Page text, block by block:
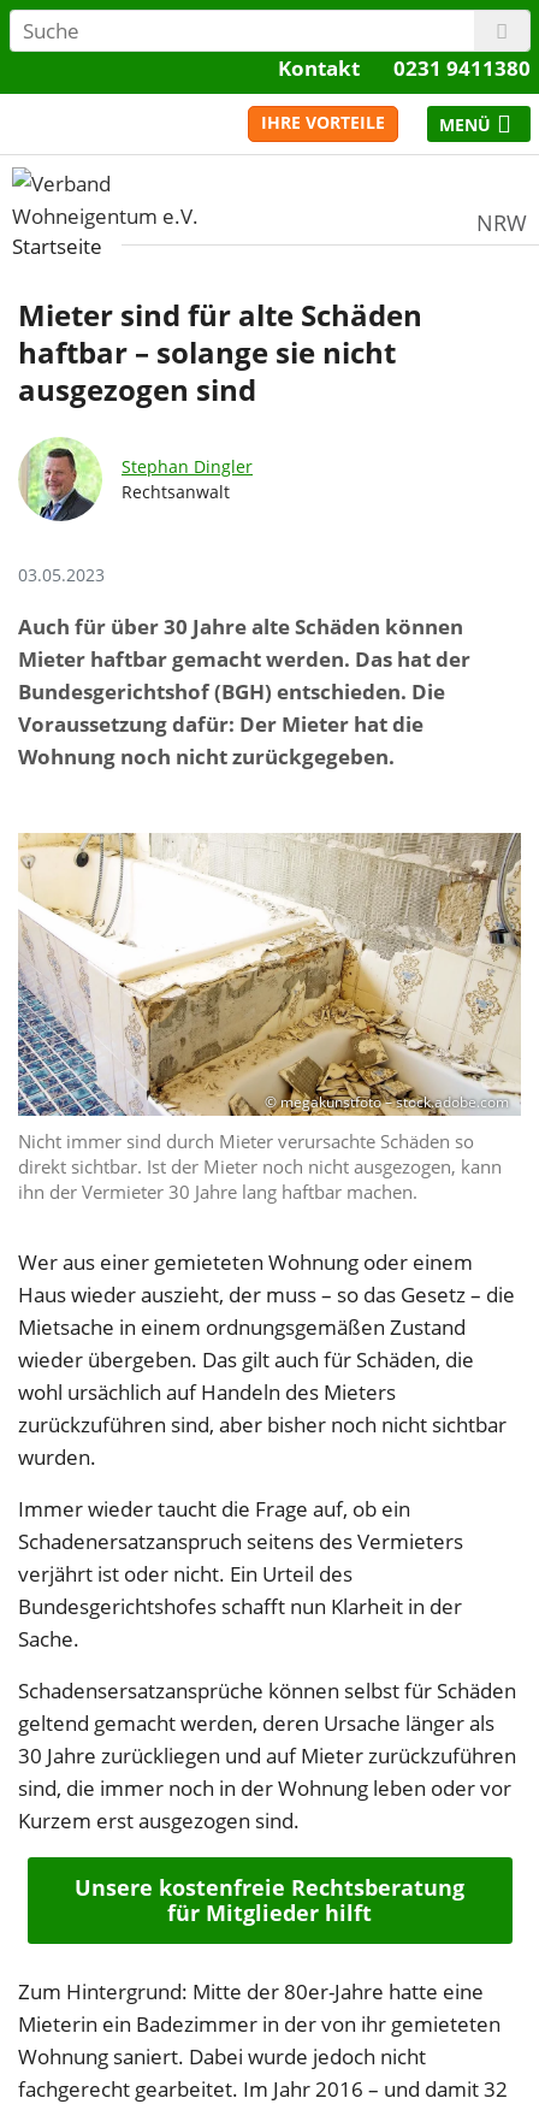
Kontakt 0231 9411380
IHRE VORTEILE
NRW
Startseite
Mieter sind für alte Schäden
haftbar – solange sie nicht
ausgezogen sind
Stephan Dingler
Rechtsanwalt
03.05.2023
Auch für über 30 Jahre alte Schäden können
Mieter haftbar gemacht werden. Das hat der
Bundesgerichtshof (BGH) entschieden. Die
Voraussetzung dafür: Der Mieter hat die
Wohnung noch nicht zurückgegeben.
© megakunstfoto – stock.adobe.com
Nicht immer sind durch Mieter verursachte Schäden so
direkt sichtbar. Ist der Mieter noch nicht ausgezogen, kann
ihn der Vermieter 30 Jahre lang haftbar machen.
Wer aus einer gemieteten Wohnung oder einem
Haus wieder auszieht, der muss – so das Gesetz – die
Mietsache in einem ordnungsgemäßen Zustand
wieder übergeben. Das gilt auch für Schäden, die
wohl ursächlich auf Handeln des Mieters
zurückzuführen sind, aber bisher noch nicht sichtbar
wurden.
Immer wieder taucht die Frage auf, ob ein
Schadenersatzanspruch seitens des Vermieters
verjährt ist oder nicht. Ein Urteil des
Bundesgerichtshofes schafft nun Klarheit in der
Sache.
Schadensersatzansprüche können selbst für Schäden
geltend gemacht werden, deren Ursache länger als
30 Jahre zurückliegen und auf Mieter zurückzuführen
sind, die immer noch in der Wohnung leben oder vor
Kurzem erst ausgezogen sind.
Unsere kostenfreie Rechtsberatung
für Mitglieder hilft
Zum Hintergrund: Mitte der 80er-Jahre hatte eine
Mieterin ein Badezimmer in der von ihr gemieteten
Wohnung saniert. Dabei wurde jedoch nicht
fachgerecht gearbeitet. Im Jahr 2016 – und damit 32